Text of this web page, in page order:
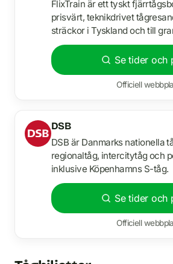
FlixTrain är ett tyskt
prisvärt, teknikdrivet
sträckor i Tyskland och till
Se tider och
Officiell
DSB
DSB är Danmarks nationella
regionaltåg, intercitytåg och
inklusive Köpenhamns S-tåg.
Se tider och
Officiell